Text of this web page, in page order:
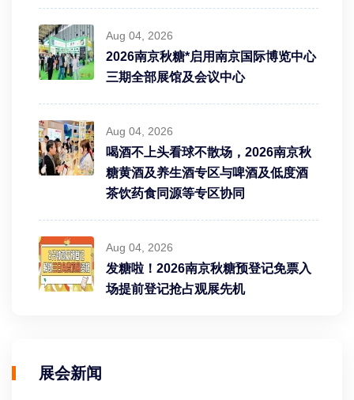
Aug 04, 2026
2026南京秋糖*启用南京国际博览中心
三期全部展馆及会议中心
Aug 04, 2026
喝酒不上头看球不散场，2026南京秋
糖黄酒及养生酒专区与啤酒及低度酒
茶饮药食同源等专区协同
Aug 04, 2026
发糖啦！2026南京秋糖预登记免票入
场提前登记抢占观展先机
展会新闻